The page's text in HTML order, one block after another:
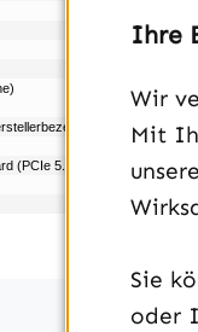
Black
(PCIe 5.0 x16, 260mm),
Ihre
Wir
Mit
Sie
oder